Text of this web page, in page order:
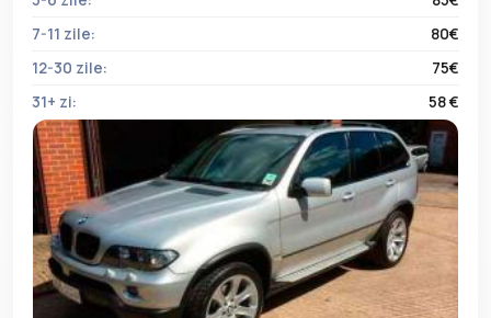
7-11 zile:
80€
12-30 zile:
75€
31+ zi:
58 €